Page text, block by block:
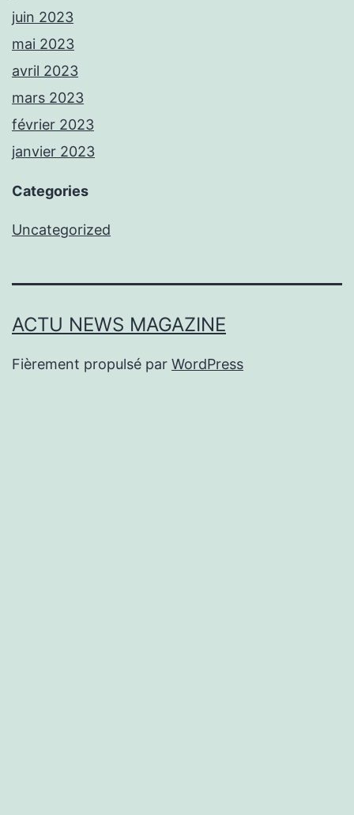
juin 2023
mai 2023
avril 2023
mars 2023
février 2023
janvier 2023
Categories
Uncategorized
ACTU NEWS MAGAZINE
Fièrement propulsé par WordPress